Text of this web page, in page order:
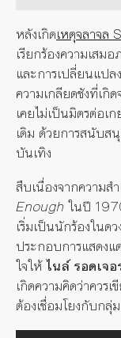
หลังเกิดเหตุจลาจล
เรียกร้องความเสม
และการเปลี่ยนแป
ความเกลียดชังที่เกิ
เคยไม่เป็นมิตรต่อเ
เดิม ด้วยการสนับส
บันเทิง
สืบเนื่องจากความส
Enoughในปี
เริ่มเป็นนักร้องในด
ประกอบการแสดงแ
ใจให้ไนล์ รอดเจอ
เกิดความคิดว่าควร
ต้องเชื่อมโยงกับก